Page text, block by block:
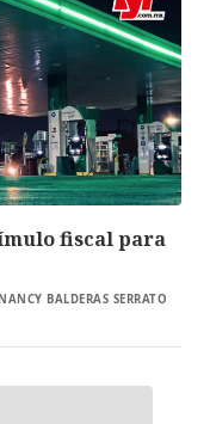
fiscal para
NANCY BALDERAS SERRATO